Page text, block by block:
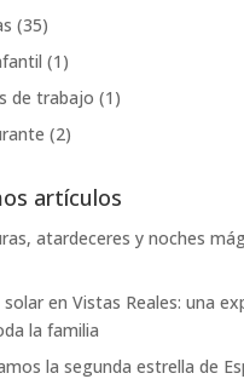
(35)
(1)
de trabajo (1)
(2)
artículos
atardeceres y noches
solar en Vistas Reales: una
la familia
la segunda estrella de